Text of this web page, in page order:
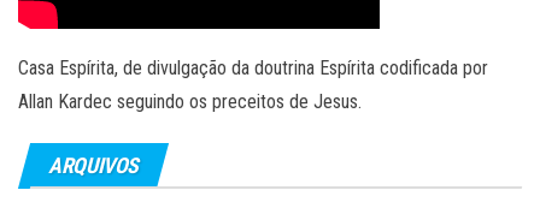
Casa Espírita, de divulgação da doutrina Espírita codificada por
Allan Kardec seguindo os preceitos de Jesus.
ARQUIVOS